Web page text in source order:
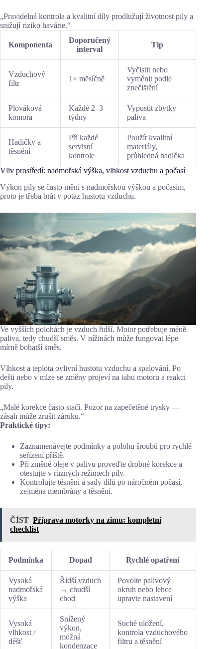
„Pravidelná kontrola a kvalitní díly prodlužují životnost pily a
snižují riziko havárie.“
Komponenta
Doporučený
interval
Tip
Vzduchový
filtr
1× měsíčně
Vyčistit nebo
vyměnit podle
znečištění
Plováková
komora
Každé 2–3
týdny
Vypustit zbytky
paliva
Hadičky a
těsnění
Při každé
servisní
kontrole
Použít kvalitní
materiály,
průhledná hadička
Vliv prostředí: nadmořská výška, vlhkost vzduchu a počasí
Výkon pily se často mění s nadmořskou výškou a počasím,
proto je třeba brát v potaz hustotu vzduchu.
Ve vyšších polohách je vzduch řidší. Motor potřebuje méně
paliva, tedy chudší směs. V nížinách může fungovat lépe
mírně bohatší směs.
Vlhkost a teplota ovlivní hustotu vzduchu a spalování. Po
dešti nebo v mlze se změny projeví na tahu motoru a reakci
pily.
„Malé korekce často stačí. Pozor na zapečetěné trysky —
zásah může zrušit záruku.“
Praktické tipy:
Zaznamenávejte podmínky a polohu šroubů pro rychlé
seřízení příště.
Při změně oleje v palivu proveďte drobné korekce a
otestujte v různých režimech pily.
Kontrolujte těsnění a sady dílů po náročném počasí,
zejména membrány a těsnění.
ČÍST Příprava motorky na zimu: kompletní
checklist
Podmínka Dopad Rychlé opatření
Vysoká
nadmořská
výška
Řidší vzduch
→ chudší
chod
Povolte palivový
okruh nebo lehce
upravte nastavení
Vysoká
vlhkost /
déšť
Snížený
výkon,
možná
kondenzace
Suché uložení,
kontrola vzduchového
filtru a těsnění